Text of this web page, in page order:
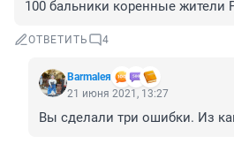
100 бальники коренные жители
ОТВЕТИТЬ 4
Barmaleя
21 июня 2021, 13:27
Вы сделали три ошибки. Из